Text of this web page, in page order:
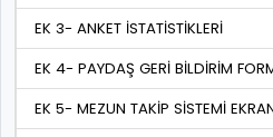
EK 3- ANKET İSTATİSTİKLERİ
EK 4- PAYDAŞ GERİ BİLDİRİM
EK 5- MEZUN TAKİP SİSTEMİ